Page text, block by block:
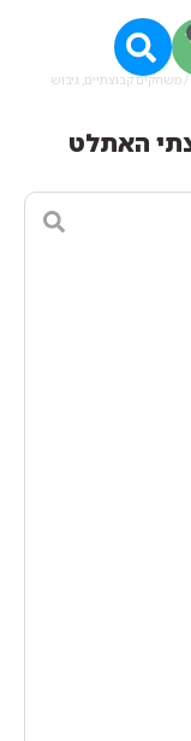
/ משחקים קבוצתיים, גיבוש